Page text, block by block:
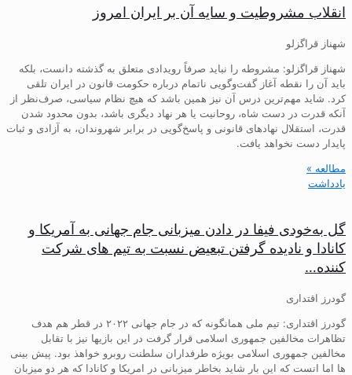
انقلاب مشروطیت و سایه آن بر ایران امروز
شهناز قراگزلو
شهناز قراگزلو: مشروطه را نباید صرفاً رویدادی متعلق به گذشته دانست، بلکه
باید آن را نقطه آغاز گفت‌وگویی ناتمام درباره حکومت قانون در ایران تلقی
کرد. شاید مهم‌ترین درس آن نیز همین باشد که هیچ نظام سیاسی، صرف‌نظر از
آنکه قدرت در دست شاه، روحانیت یا هر نهاد دیگری باشد، بدون محدود شدن
قدرت، استقلال نهادهای قانونی و پاسخ‌گویی در برابر شهروندان، به آزادی و ثبات
پایدار دست نخواهد یافت.
مطالعه »
یادداشت
گل به‌خودی فیفا در دادن میزبانی جام جهانی به آمریکا و
کانادا و نادیده گرفتن تبعیض نسبت به تیم های شرکت
کننده…
گودرز اقتداری
گودرز اقتداری: تیم ملی همانگونه که در جام جهانی ۲۰۲۲ در قطر هم هدف
تظاهرات مخالفین جمهوری اسلامی قرار گرفت در این بازیها نیز با تقابل
مخالفین جمهوری اسلامی بویژه طرفداران سلطنت روبرو خواهذ بود. پیش بینی
ها اما انست که این بار شاید بخاطر میزبانی در امریکا و کانادا که هر دو میزبان